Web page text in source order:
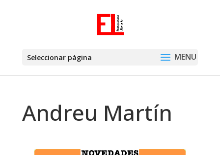
Seleccionar página
Andreu Martín